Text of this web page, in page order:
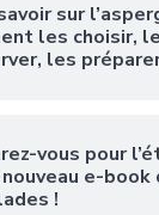
sur
les choisir,
les
vous pour
e-
!